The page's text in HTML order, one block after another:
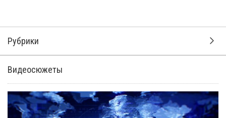
Рубрики
Видеосюжеты